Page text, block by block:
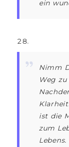
ein
Nimm
Weg
ist die
zum